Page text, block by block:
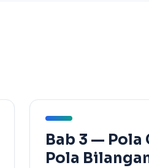
Bab 3 — Pola
Pola